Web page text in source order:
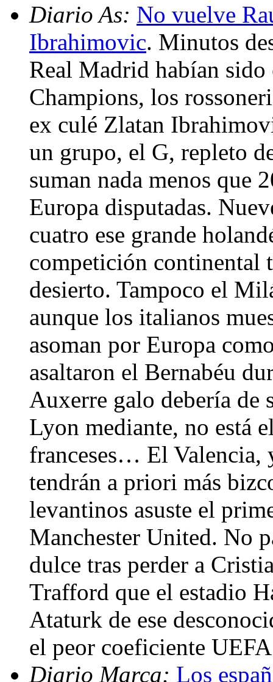
Diario As: No vuelve
Ibrahimovic. Minutos
Real Madrid habían
Champions, los
ex culé Zlatan
un grupo, el G, repleto
suman nada menos que
Europa disputadas.
cuatro ese grande
competición continental
desierto. Tampoco el
aunque los italianos
asoman por Europa
asaltaron el Bernabéu
Auxerre galo debería de
Lyon mediante, no está
franceses… El Valencia,
tendrán a priori más
levantinos asuste el
Manchester United. No
dulce tras perder a
Trafford que el estadio
Ataturk de ese
el peor coeficiente
Diario Marca: Los